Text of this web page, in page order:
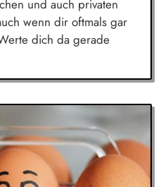
und auch privaten
wenn dir oftmals gar
dich da gerade